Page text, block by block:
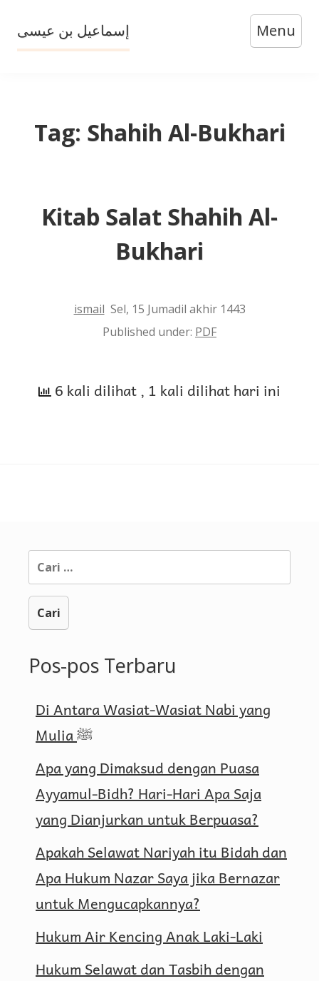
content
إسماعيل بن عيسى Menu
Tag: Shahih Al-Bukhari
Kitab Salat Shahih Al-
Bukhari
ismail Sel, 15 Jumadil akhir 1443
Published under: PDF
6 kali dilihat, 1 kali dilihat hari ini
Cari
untuk:
Pos-pos Terbaru
Di Antara Wasiat-Wasiat Nabi yang
Mulia ﷺ
Apa yang Dimaksud dengan Puasa
Ayyamul-Bidh? Hari-Hari Apa Saja
yang Dianjurkan untuk Berpuasa?
Apakah Selawat Nariyah itu Bidah dan
Apa Hukum Nazar Saya jika Bernazar
untuk Mengucapkannya?
Hukum Air Kencing Anak Laki-Laki
Hukum Selawat dan Tasbih dengan